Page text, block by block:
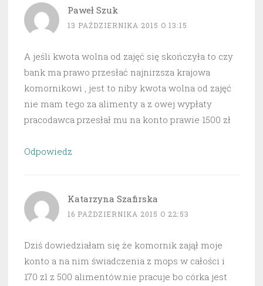
Paweł Szuk
13 PAŹDZIERNIKA 2015 O 13:15
A jeśli kwota wolna od zajęć się skończyła to czy
bank ma prawo przesłać najnirzsza krajowa
komornikowi , jest to niby kwota wolna od zajęć
nie mam tego za alimenty a z owej wypłaty
pracodawca przesłał mu na konto prawie 1500 zł
Odpowiedz
Katarzyna Szafirska
16 PAŹDZIERNIKA 2015 O 22:53
Dziś dowiedziałam się że komornik zajął moje
konto a na nim świadczenia z mops w całości i
170 zl z 500 alimentów.nie pracuje bo córka jest